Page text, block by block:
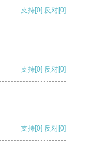
支持[0] 反对[0]
支持[0] 反对[0]
支持[0] 反对[0]